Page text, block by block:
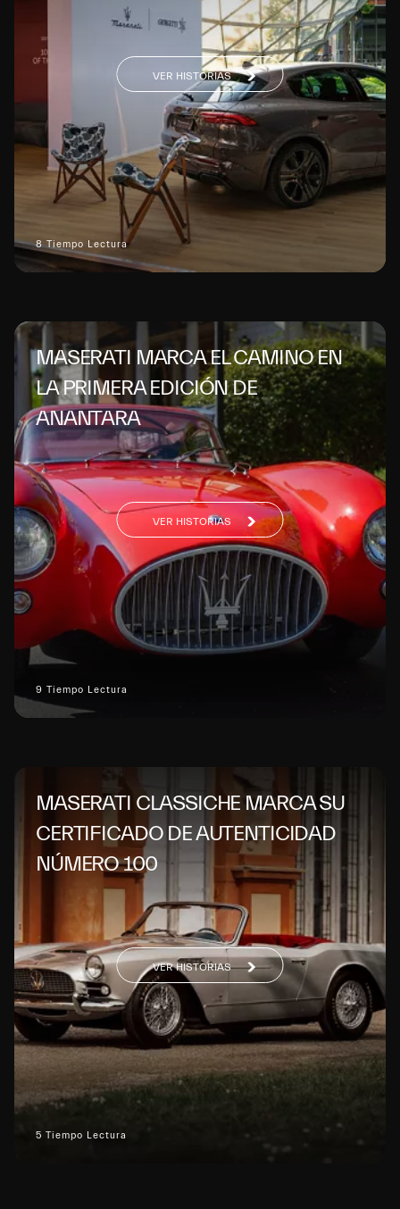
8 Tiempo Lectura
VER HISTORIAS
MASERATI MARCA EL CAMINO EN
LA PRIMERA EDICIÓN DE
ANANTARA
9 Tiempo Lectura
VER HISTORIAS
MASERATI CLASSICHE MARCA SU
CERTIFICADO DE AUTENTICIDAD
NÚMERO 100
5 Tiempo Lectura
VER HISTORIAS